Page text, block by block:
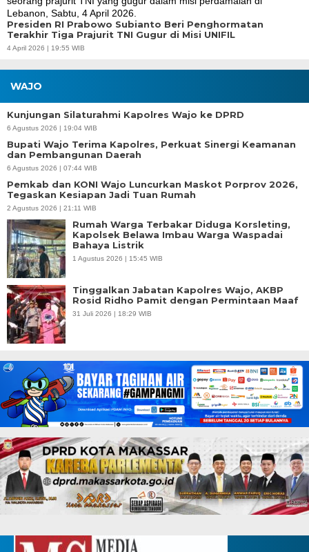
Presiden RI Prabowo Subianto Beri Penghormatan
Terakhir Tiga Prajurit TNI Gugur di Misi UNIFIL
4 April 2026 | 19:55 WIB
WAJO
Kunjungan Silaturahmi Kapolres Wajo ke DPRD
6 Agustus 2026 | 19:04 WIB
Bupati Wajo Terima Kapolres, Perkuat Sinergi Keamanan
dan Pembangunan Daerah
6 Agustus 2026 | 07:44 WIB
Pemkab dan KONI Wajo Luncurkan Maskot Porprov 2026,
Tegaskan Kesiapan Jadi Tuan Rumah
2 Agustus 2026 | 21:11 WIB
Rumah Warga Terbakar Diduga Korsleting,
Kapolsek Belawa Imbau Warga Waspadai
Bahaya Listrik
1 Agustus 2026 | 15:45 WIB
Tinggalkan Jabatan Kapolres Wajo, AKBP
Rosid Ridho Pamit dengan Permintaan Maaf
31 Juli 2026 | 18:29 WIB